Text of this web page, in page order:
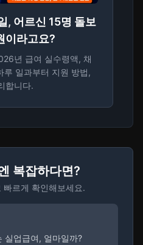
, 어르신 15명 돌보
이라고요?
년 급여 실수령액, 채
루 일과부터 지원 방법,
합니다.
복잡하다면?
빠르게 확인해보세요.
실업급여, 얼마일까?